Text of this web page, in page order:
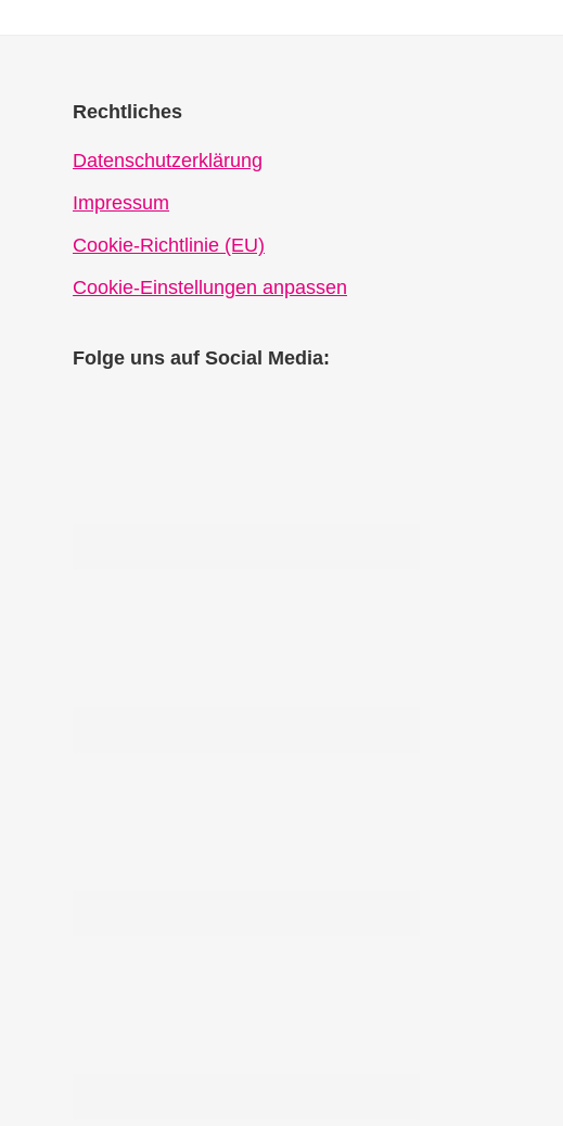
Rechtliches
Datenschutzerklärung
Impressum
Cookie-Richtlinie (EU)
Cookie-Einstellungen anpassen
Folge uns auf Social Media: